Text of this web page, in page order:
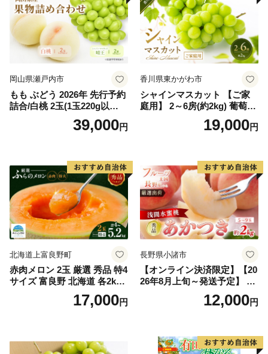
岡山県瀬戸内市
もも ぶどう 2026年 先行予約
詰合/白桃 2玉(1玉220g以
上)・シャインマスカット 晴
39,000円
香川県東かがわ市
シャインマスカット 【ご家
庭用】 2～6房(約2kg) 葡萄 ぶ
どう ブドウ フルーツ 果物 く
だもの 果実 旬の果物 旬のフ
19,000円
北海道上富良野町
赤肉メロン 2玉 厳選 秀品 特4
サイズ 富良野 北海道 各2kg
～2.6kg 2玉 セット ファーム
富良野 メロン めろん 果物 く
17,000円
長野県小諸市
【オンライン決済限定】【20
26年8月上旬～発送予定】 先
行予約 「浅間水蜜桃プレミ
アム」 もも あかつき 秀品 約
果肉 長野県産 小諸市
12,000円